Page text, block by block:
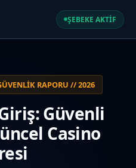
ŞEBEKE AKTİF
RAPORU // 2026
Güvenli
Casino